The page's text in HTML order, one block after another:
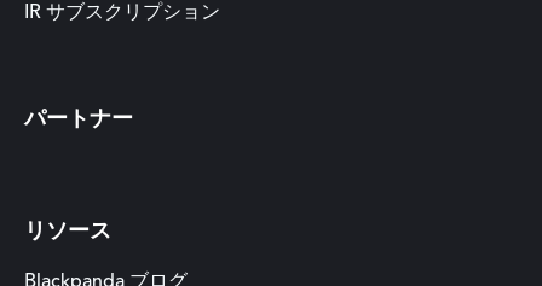
IR サブスクリプション
パートナー
リソース